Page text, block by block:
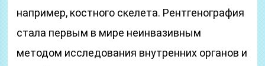
например, костного скелета. Рентгенография
стала первым в мире неинвазивным
методом исследования внутренних органов и